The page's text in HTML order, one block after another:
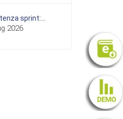
sprint:...
2026